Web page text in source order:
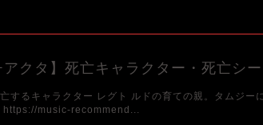
アクタ】死亡キャラクター・死亡シ
するキャラクター レグト ルドの育ての親。タムジー
https://music-recommend...